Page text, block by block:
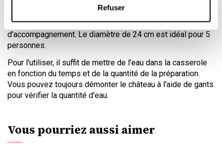
Refuser
sont disponibles. La taille de 20 cm est idéale
pour 2 personnes ou pour préparer des plats
d'accompagnement. Le diamètre de 24 cm est idéal pour 5
personnes.
Pour l'utiliser, il suffit de mettre de l'eau dans la casserole
en fonction du temps et de la quantité de la préparation.
Vous pouvez toujours démonter le château à l'aide de gants
pour vérifier la quantité d'eau.
Vous pourriez aussi aimer